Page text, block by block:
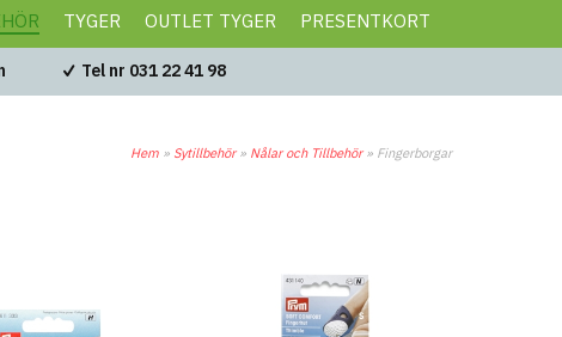
TYGER OUTLET TYGER PRESENTKORT
Tel nr 031 22 41 98
Hem » Sytillbehör» Nålar och Tillbehör» Fingerborgar